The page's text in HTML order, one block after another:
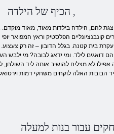
,
להם, הילדה בילדות מאוד, מאוד
קונבנציונליים הפלסטיק וראץ
עקרת בית קטנה. בגלל הדובון – זה רק
הם דואגים לילד. ומי ידאג לבובה? מי
אפילו לא מצליח להושיב אותה ליד
עבור בנות למעלה